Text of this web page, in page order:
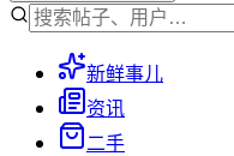
新鲜事儿
资讯
二手